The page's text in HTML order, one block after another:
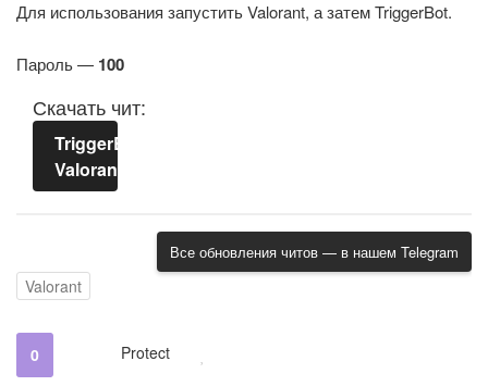
Для использования запустить Valorant, а затем TriggerBot.
Пароль — 100
Скачать чит:
TriggerBot-
Valorant.rar
Все обновления читов — в нашем Telegram
Valorant
0 Protect